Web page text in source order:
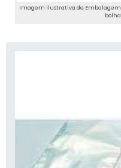
Imagem ilustrativa de Embalagem
bolha